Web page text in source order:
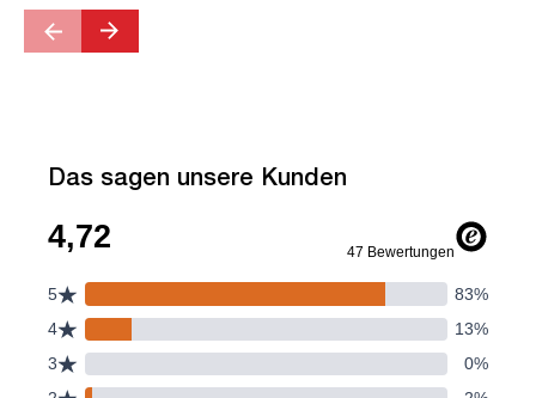
Das sagen unsere Kunden